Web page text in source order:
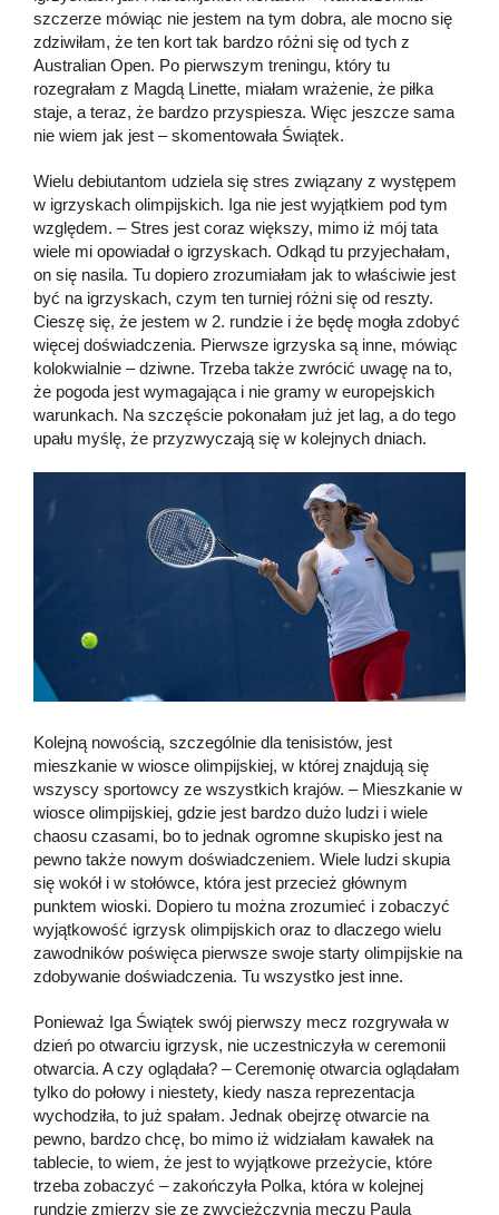
szczerze mówiąc nie jestem na tym dobra, ale mocno się
zdziwiłam, że ten kort tak bardzo różni się od tych z
Australian Open. Po pierwszym treningu, który tu
rozegrałam z Magdą Linette, miałam wrażenie, że piłka
staje, a teraz, że bardzo przyspiesza. Więc jeszcze sama
nie wiem jak jest – skomentowała Świątek.
Wielu debiutantom udziela się stres związany z występem
w igrzyskach olimpijskich. Iga nie jest wyjątkiem pod tym
względem. – Stres jest coraz większy, mimo iż mój tata
wiele mi opowiadał o igrzyskach. Odkąd tu przyjechałam,
on się nasila. Tu dopiero zrozumiałam jak to właściwie jest
być na igrzyskach, czym ten turniej różni się od reszty.
Cieszę się, że jestem w 2. rundzie i że będę mogła zdobyć
więcej doświadczenia. Pierwsze igrzyska są inne, mówiąc
kolokwialnie – dziwne. Trzeba także zwrócić uwagę na to,
że pogoda jest wymagająca i nie gramy w europejskich
warunkach. Na szczęście pokonałam już jet lag, a do tego
upału myślę, że przyzwyczają się w kolejnych dniach.
Kolejną nowością, szczególnie dla tenisistów, jest
mieszkanie w wiosce olimpijskiej, w której znajdują się
wszyscy sportowcy ze wszystkich krajów. – Mieszkanie w
wiosce olimpijskiej, gdzie jest bardzo dużo ludzi i wiele
chaosu czasami, bo to jednak ogromne skupisko jest na
pewno także nowym doświadczeniem. Wiele ludzi skupia
się wokół i w stołówce, która jest przecież głównym
punktem wioski. Dopiero tu można zrozumieć i zobaczyć
wyjątkowość igrzysk olimpijskich oraz to dlaczego wielu
zawodników poświęca pierwsze swoje starty olimpijskie na
zdobywanie doświadczenia. Tu wszystko jest inne.
Ponieważ Iga Świątek swój pierwszy mecz rozgrywała w
dzień po otwarciu igrzysk, nie uczestniczyła w ceremonii
otwarcia. A czy oglądała? – Ceremonię otwarcia oglądałam
tylko do połowy i niestety, kiedy nasza reprezentacja
wychodziła, to już spałam. Jednak obejrzę otwarcie na
pewno, bardzo chcę, bo mimo iż widziałam kawałek na
tablecie, to wiem, że jest to wyjątkowe przeżycie, które
trzeba zobaczyć – zakończyła Polka, która w kolejnej
rundzie zmierzy się ze zwyciężczynią meczu Paula